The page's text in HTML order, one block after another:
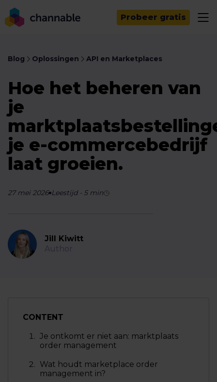
Probeer gratis
Blog Oplossingen API en Marketplaces
Hoe het beheren van
je
je e-commercebedrijf
laat groeien.
27 mei 2026 Leestijd- 5min
Jill Kiwitt
Author
CONTENT
Je ontkomt er niet aan: marktplaats
order management
Wat houdt marketplace order
management in?